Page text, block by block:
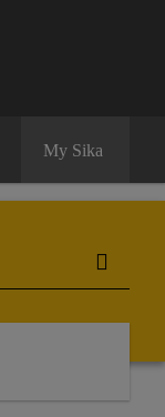
My Sika